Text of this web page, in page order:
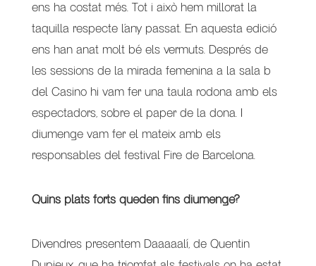
ens ha costat més. Tot i això hem millorat la
taquilla respecte l’any passat. En aquesta edició
ens han anat molt bé els vermuts. Després de
les sessions de la mirada femenina a la sala b
del Casino hi vam fer una taula rodona amb els
espectadors, sobre el paper de la dona. I
diumenge vam fer el mateix amb els
responsables del festival Fire de Barcelona.
Quins plats forts queden fins diumenge?
Divendres presentem Daaaaalí, de Quentin